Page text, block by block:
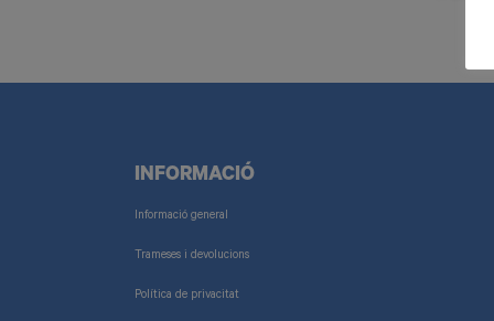
INFORMACIÓ
Informació general
Trameses i devolucions
Política de privacitat